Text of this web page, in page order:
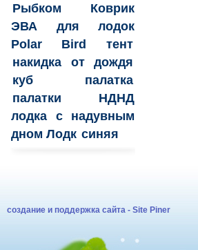
Рыбком
Коврик
ЭВА для лодок
Polar Bird
тент
накидка
от дождя
куб
палатка
палатки
НДНД
лодка с надувным
дном Лодк синяя
создание и поддержка сайта - Site Piner